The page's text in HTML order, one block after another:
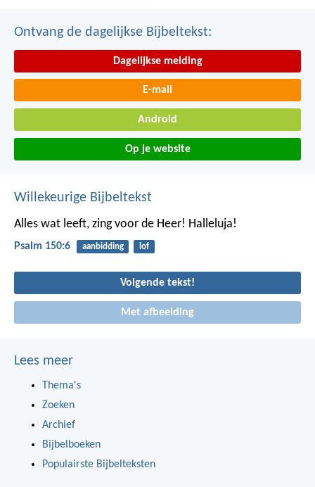
Ontvang de dagelijkse Bijbeltekst:
Dagelijkse melding
E-mail
Android
Op je website
Willekeurige Bijbeltekst
Alles wat leeft, zing voor de Heer! Halleluja!
Psalm 150:6 aanbidding lof
Volgende tekst!
Met afbeelding
Lees meer
Thema's
Zoeken
Archief
Bijbelboeken
Populairste Bijbelteksten